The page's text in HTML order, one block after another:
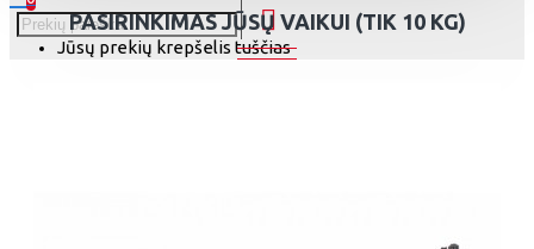
Jūsų prekių krepšelis tuščias
PASIRINKIMAS JŪSŲ VAIKUI (TIK 10 KG)